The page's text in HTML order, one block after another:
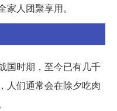
人团聚享用。
国时期，至今已有几千
人们通常会在除夕吃肉